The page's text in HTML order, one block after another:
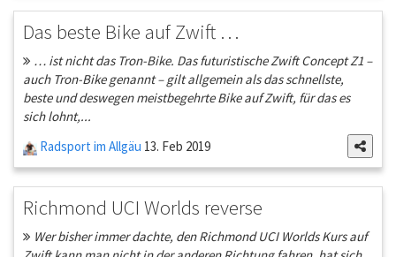
Das beste Bike auf Zwift …
… ist nicht das Tron-Bike. Das futuristische Zwift Concept Z1 –
auch Tron-Bike genannt – gilt allgemein als das schnellste,
beste und deswegen meistbegehrte Bike auf Zwift, für das es
sich lohnt,...
Radsport im Allgäu 13. Feb 2019
Richmond UCI Worlds reverse
Wer bisher immer dachte, den Richmond UCI Worlds Kurs auf